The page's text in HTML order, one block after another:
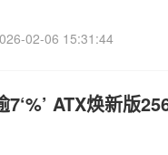
02-06 15:31:44
ATX焕新版